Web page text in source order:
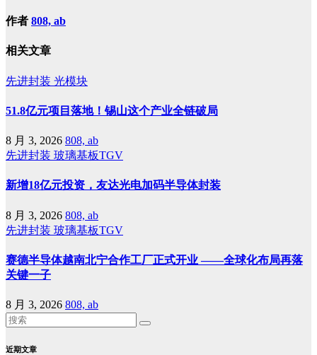
作者 808, ab
相关文章
先进封装 光模块
51.8亿元项目落地！锡山这个产业全链破局
8 月 3, 2026 808, ab
先进封装 玻璃基板TGV
新增18亿元投资，友达光电加码半导体封装
8 月 3, 2026 808, ab
先进封装 玻璃基板TGV
赛德半导体越南北宁合作工厂正式开业 ——全球化布局再落
关键一子
8 月 3, 2026 808, ab
近期文章